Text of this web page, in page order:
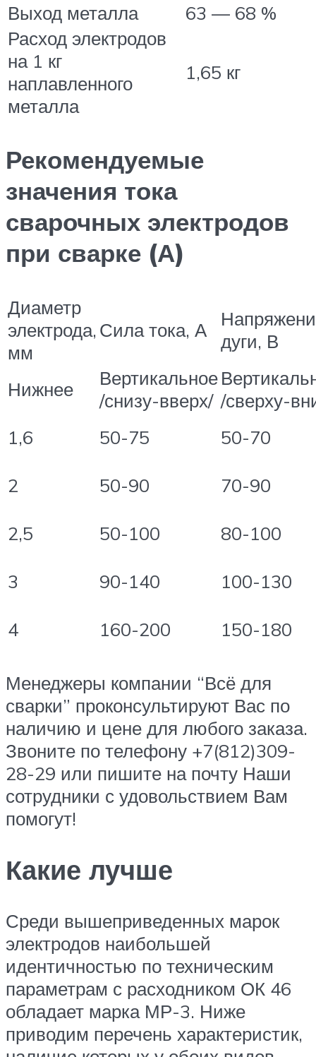
Выход металла
63 — 68 %
Расход электродов
на 1 кг
наплавленного
металла
1,65 кг
Рекомендуемые
значения тока
сварочных электродов
при сварке (А)
Диаметр
электрода,
мм
Сила тока, А
дуги, В
Нижнее
Вертикальное
/снизу-вверх/ /сверху-
1,6
50-75 50-70
2 50-90 70-90
2,5 50-100 80-100
3 90-140 100-130
4 160-200 150-180
Менеджеры компании “Всё для
сварки” проконсультируют Вас по
наличию и цене для любого заказа.
Звоните по телефону +7(812)309-
28-29 или пишите на почту Наши
сотрудники с удовольствием Вам
помогут!
Какие лучше
Среди вышеприведенных марок
электродов наибольшей
идентичностью по техническим
параметрам с расходником ОК 46
обладает марка МР-3. Ниже
приводим перечень характеристик,